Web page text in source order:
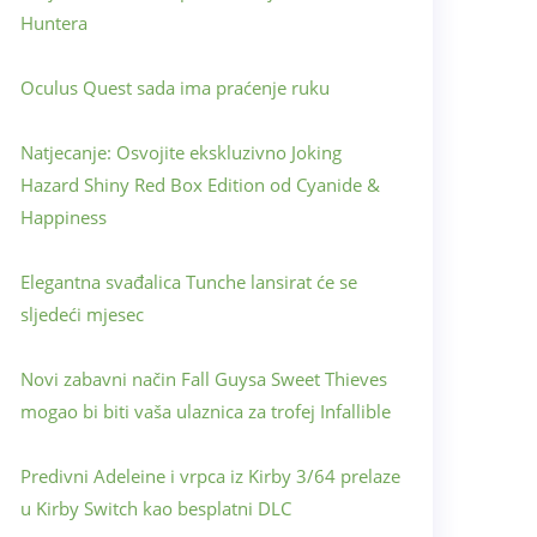
Huntera
Oculus Quest sada ima praćenje ruku
Natjecanje: Osvojite ekskluzivno Joking
Hazard Shiny Red Box Edition od Cyanide &
Happiness
Elegantna svađalica Tunche lansirat će se
sljedeći mjesec
Novi zabavni način Fall Guysa Sweet Thieves
mogao bi biti vaša ulaznica za trofej Infallible
Predivni Adeleine i vrpca iz Kirby 3/64 prelaze
u Kirby Switch kao besplatni DLC